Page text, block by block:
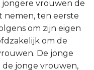
vrouwen de
nemen, ten eerste
om zijn eigen
om de
De jonge
jonge vrouwen,